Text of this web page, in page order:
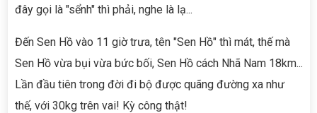
đây gọi là "sểnh" thì phải, nghe là lạ...
Đến Sen Hồ vào 11 giờ trưa, tên "Sen Hồ" thì mát, thế mà
Sen Hồ vừa bụi vừa bức bối, Sen Hồ cách Nhã Nam 18km...
Lần đầu tiên trong đời đi bộ được quãng đường xa như
thế, với 30kg trên vai! Kỳ công thật!